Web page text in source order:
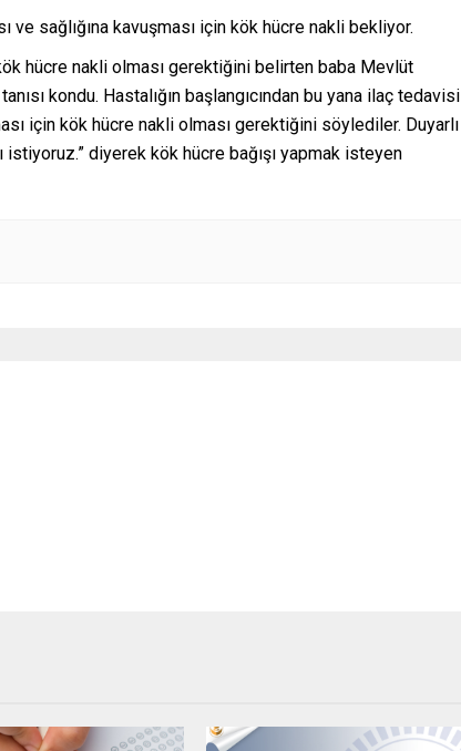
ve sağlığına kavuşması için kök hücre nakli bekliyor.
hücre nakli olması gerektiğini belirten baba Mevlüt
kondu. Hastalığın başlangıcından bu yana ilaç tedavisi
için kök hücre nakli olması gerektiğini söylediler. Duyarlı
istiyoruz.” diyerek kök hücre bağışı yapmak isteyen